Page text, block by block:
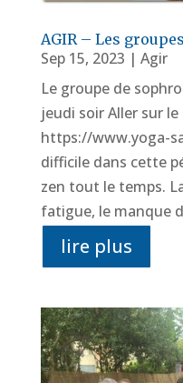
AGIR – Les
Sep 15, 2023 | Agir
Le groupe de
jeudi soir Aller sur
https://www.yoga-
difficile dans cette
zen tout le temps.
fatigue, le manque
lire plus